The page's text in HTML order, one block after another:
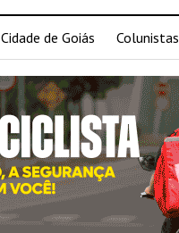
Cidade de Goiás Colunistas